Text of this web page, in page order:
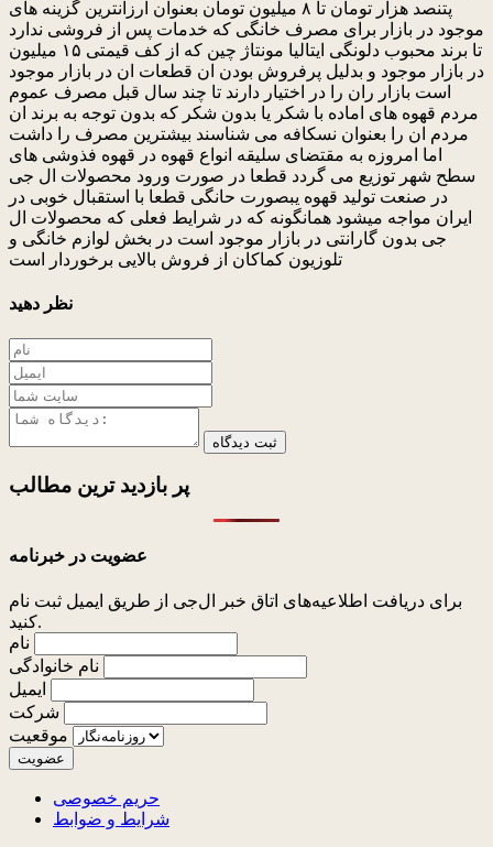
پتنصد هزار تومان تا ۸ میلیون تومان بعنوان ارزانترین گزینه های
موجود در بازار برای مصرف خانگی که خدمات پس از فروشی ندارد
تا برند محبوب دلونگی ایتالیا مونتاژ چین که از کف قیمتی ۱۵ میلیون
در بازار موجود و بدلیل پرفروش بودن ان قطعات ان در بازار موجود
است بازار ران را در اختیار دارند تا چند سال قبل مصرف عموم
مردم قهوه های اماده با شکر یا بدون شکر که بدون توجه به برند ان
مردم ان را بعنوان نسکافه می شناسند بیشترین مصرف را داشت
اما امروزه به مقتضای سلیقه انواع قهوه در قهوه فذوشی های
سطح شهر توزیع می گردد قطعا در صورت ورود محصولات ال جی
در صنعت تولید قهوه یبصورت حانگی قطعا با استقبال خوبی در
ایران مواجه میشود همانگونه که در شرایط فعلی که محصولات ال
جی بدون گارانتی در بازار موجود است در بخش لوازم خانگی و
تلوزیون کماکان از فروش بالایی برخوردار است
نظر دهید
ثبت دیدگاه
پر بازدید ترین مطالب
عضویت در خبرنامه
برای دریافت اطلاعیه‌های اتاق خبر ال‌جی از طریق ایمیل ثبت نام
کنید.
نام
نام خانوادگی
ایمیل
شرکت
موقعیت
حریم خصوصی
شرایط و ضوابط